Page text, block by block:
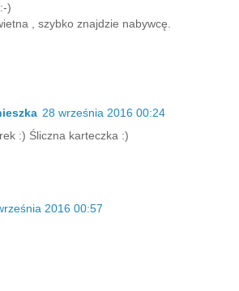
)
, szybko znajdzie nabywcę.
28 września 2016 00:24
:) Śliczna karteczka :)
2016 00:57